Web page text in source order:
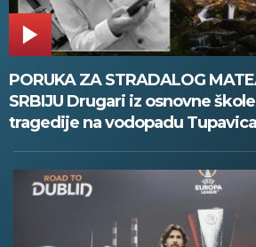
PORUKA ZA STRADALOG
SRBIJU Drugari iz osnovne
tragedije na vodopadu Tupavica